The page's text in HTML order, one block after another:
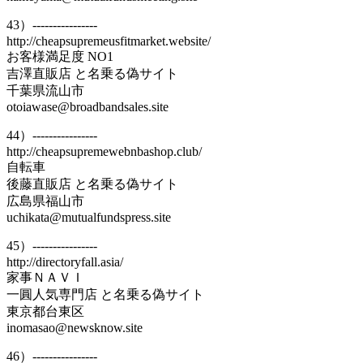
43）----------------
http://cheapsupremeusfitmarket.website/
お客様満足度 NO1
吉澤直販店 と名乗る偽サイト
千葉県流山市
otoiawase@broadbandsales.site
44）----------------
http://cheapsupremewebnbashop.club/
自転車
後藤直販店 と名乗る偽サイト
広島県福山市
uchikata@mutualfundspress.site
45）----------------
http://directoryfall.asia/
家事ＮＡＶＩ
一圓人気専門店 と名乗る偽サイト
東京都台東区
inomasao@newsknow.site
46）----------------